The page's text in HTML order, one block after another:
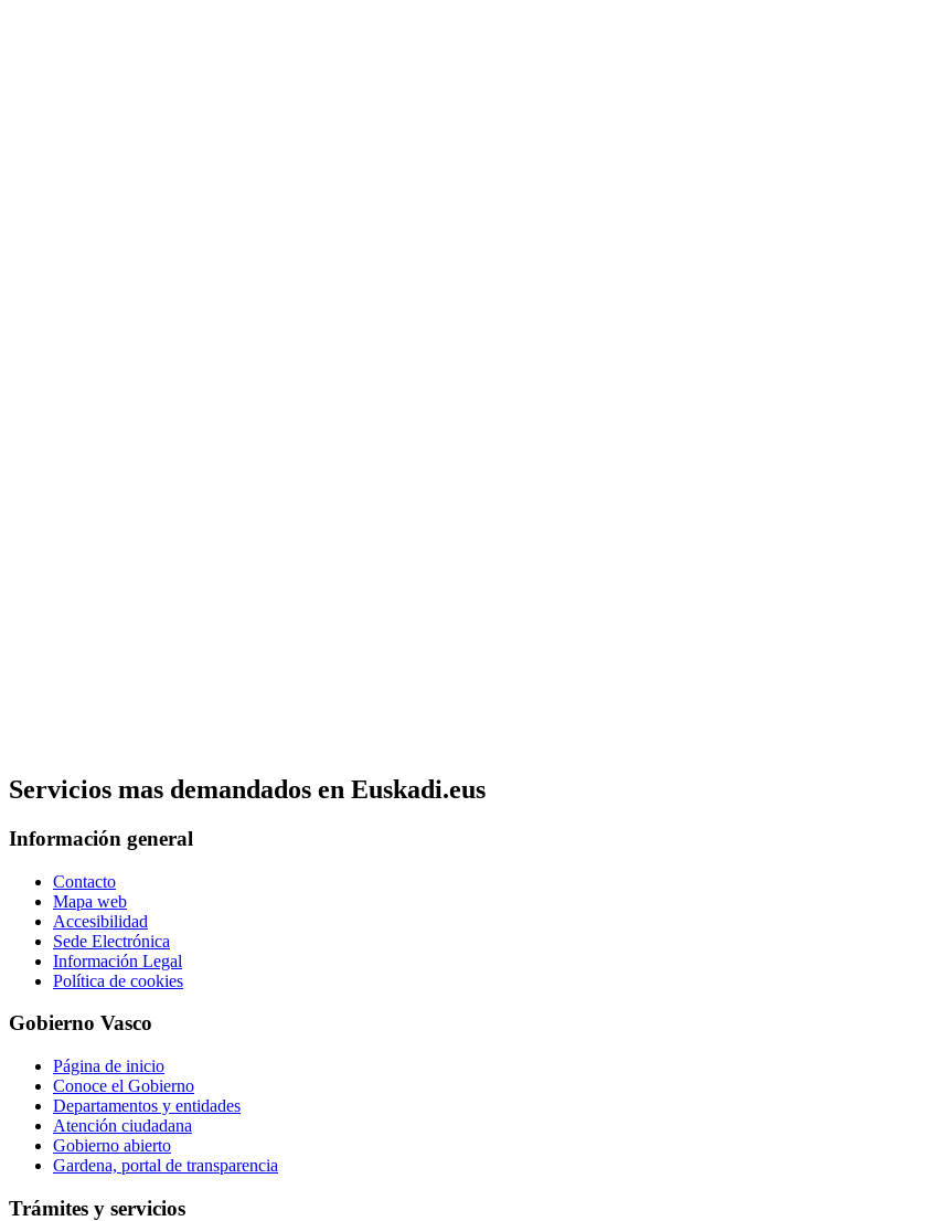
Servicios mas demandados en Euskadi.eus
Información general
Contacto
Mapa web
Accesibilidad
Sede Electrónica
Información Legal
Política de cookies
Gobierno Vasco
Página de inicio
Conoce el Gobierno
Departamentos y entidades
Atención ciudadana
Gobierno abierto
Gardena, portal de transparencia
Trámites y servicios